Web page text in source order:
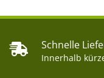
Schnelle
Innerhalb